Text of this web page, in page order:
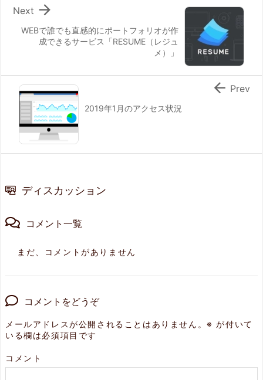
WEBで誰でも直感的にポートフォリオが作
成できるサービス「RESUME（レジュ
メ）」

Next
2019年1月のアクセス状況
 Prev
ディスカッション
コメント一覧
まだ、コメントがありません
コメントをどうぞ
メールアドレスが公開されることはありません。※ が付いて
いる欄は必須項目です
コメント